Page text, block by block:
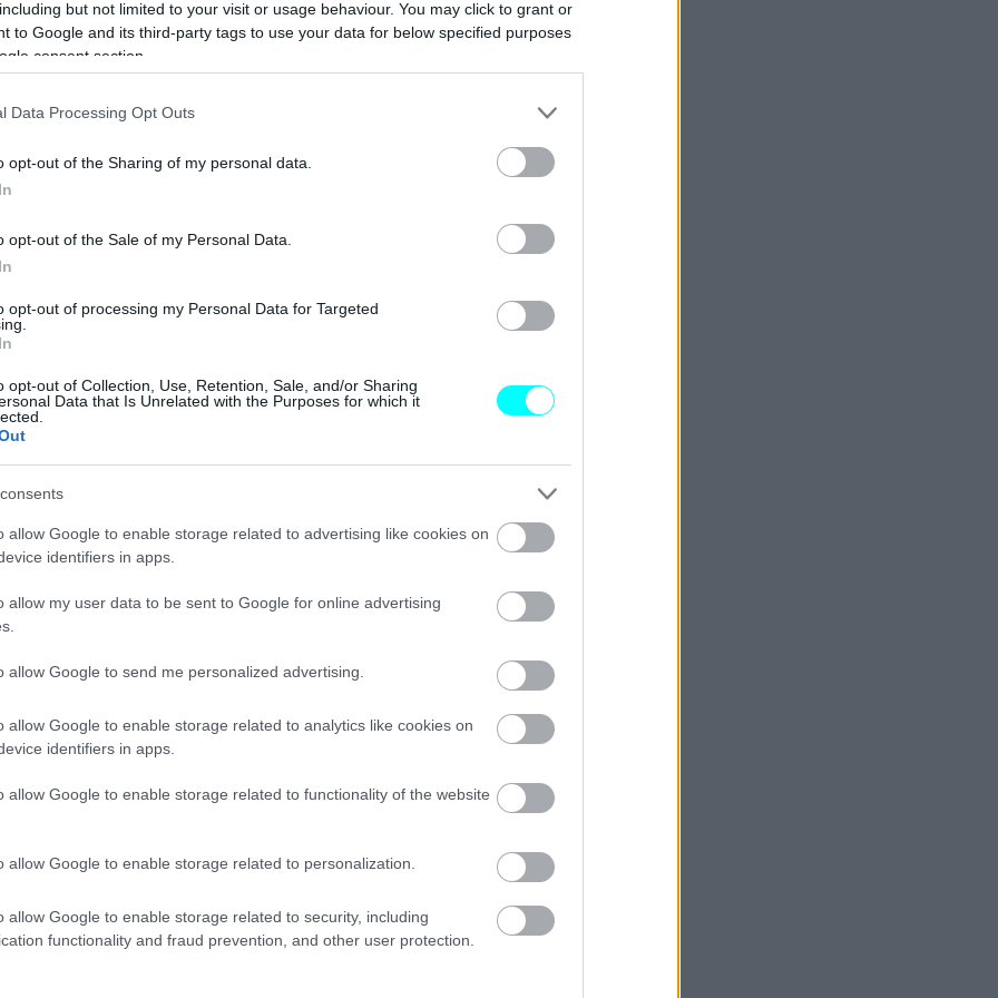
but not limited to your visit or usage behaviour. You may click to grant or
to Google and its third-party tags to use your data for below specified purposes
consent section.
Data Processing Opt Outs
opt-out of the Sharing of my personal data.
opt-out of the Sale of my Personal Data.
opt-out of processing my Personal Data for Targeted
opt-out of Collection, Use, Retention, Sale, and/or Sharing
Data that Is Unrelated with the Purposes for which it
allow Google to enable storage related to advertising like cookies on
identifiers in apps.
allow my user data to be sent to Google for online advertising
allow Google to send me personalized advertising.
allow Google to enable storage related to analytics like cookies on
identifiers in apps.
allow Google to enable storage related to functionality of the website
allow Google to enable storage related to personalization.
allow Google to enable storage related to security, including
functionality and fraud prevention, and other user protection.
υπερσύγχρονο
αυτοκινητόδρομ
CAR & MOTOR TEAM
Αυτοί είναι οι
οι που αλλάζουν
θα είναι έτοιμοι
ΝΕΑ
Άμφισσα: Το
στην
κυκλοφορία ο
άξονας
Αυτοί είναι οι
αυτοκινητόδρομ
οι που αλλάζουν
Ελλάδα -Ποιες
ενώσουν